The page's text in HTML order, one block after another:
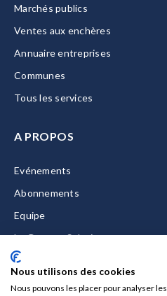
Marchés publics
Ventes aux enchères
Annuaire entreprises
Communes
Tous les services
A PROPOS
Evénements
Abonnements
Equipe
La Gazette Solutions
Nous contacter
Nous utilisons des cookies
Nous pouvons les placer pour analyser